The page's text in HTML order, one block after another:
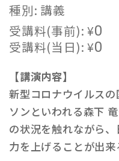
種別: 講義
受講料(事前):¥0
受講料(当日):¥0
【講演内容】
新型コロナウイルス
ソンといわれる森下
の状況を触れながら
力を上げることが出来